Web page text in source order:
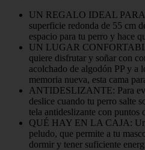
UN REGALO IDEAL
superficie redonda de 55 cm
espacio para tu perro y hace
UN LUGAR
quiere disfrutar y soñar con
acolchado de algodón PP y a
memoria nueva, esta cama
ANTIDESLIZANTE: Para
deslice cuando tu perro salte
tela antideslizante con puntos
QUÉ HAY EN LA CAJA: Un
peludo, que permite a tu
dormir y tener suficiente